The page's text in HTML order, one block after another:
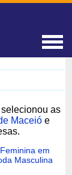
as
Maceió e
em
Masculina